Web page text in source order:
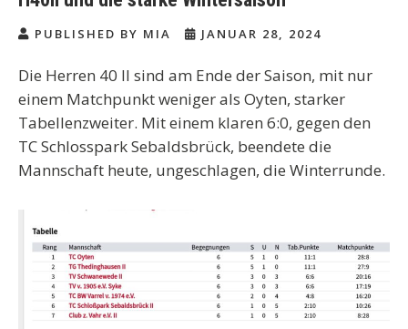
PUBLISHED BY MIA JANUAR 28, 2024
Die Herren 40 II sind am Ende der Saison, mit nur
einem Matchpunkt weniger als Oyten, starker
Tabellenzweiter. Mit einem klaren 6:0, gegen den
TC Schlosspark Sebaldsbrück, beendete die
Mannschaft heute, ungeschlagen, die Winterrunde.